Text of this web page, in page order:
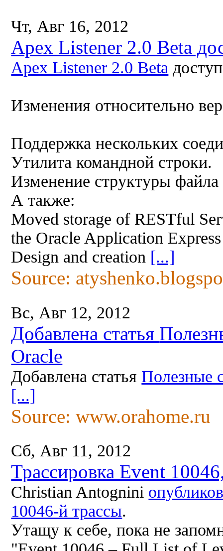
Чт, Авг 16, 2012
Apex Listener 2.0 Beta
Apex Listener 2.0 Beta
Изменения относительно
Поддержка нескольких
Утилита командной строки.
Изменение структуры
А также:
Moved storage of RESTful
the Oracle Application
Design and creation [...]
Source:
Вс, Авг 12, 2012
Добавлена статья
Oracle
Добавлена статья Полезные
[...]
Source: www.orahome.ru
Сб, Авг 11, 2012
Трассировка Event
Christian Antognini
10046-й трассы.
Утащу к себе, пока не